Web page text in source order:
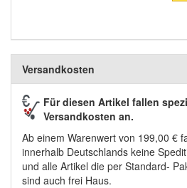
Versandkosten
Für diesen Artikel fallen
Versandkosten an.
Ab einem Warenwert von 199,00 €
innerhalb Deutschlands keine
und alle Artikel die per Standard-
sind auch frei Haus.